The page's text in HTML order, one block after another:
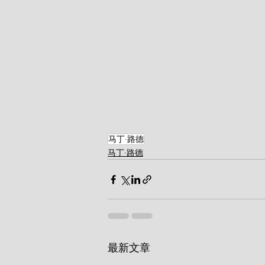
马丁·路德
马丁·路德
最新文章